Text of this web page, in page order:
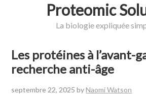
Proteomic
La biologie expliquée
Les protéines à l’avant-
recherche anti-âge
septembre 22, 2025 byNaomi Watson